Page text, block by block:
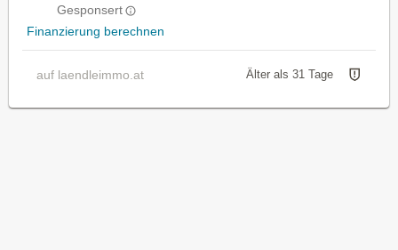
Gesponsert
Finanzierung berechnen
auf laendleimmo.at Älter als 31 Tage